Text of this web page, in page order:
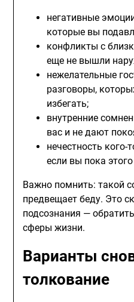
негативные
которые вы
конфликты с
еще не вышли
нежелательные
разговоры,
избегать;
внутренние
вас и не дают
нечестность
если вы пока
Важно помнить: такой
предвещает беду. Это
подсознания —
сферы жизни.
Варианты
толкование